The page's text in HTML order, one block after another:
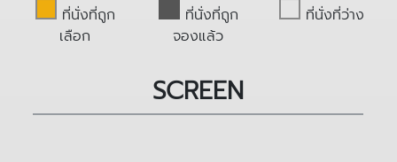
ที่นั่งที่ถูก
เลือก
ที่นั่งที่ถูก
จองแล้ว
ที่นั่งที่ว่าง
SCREEN